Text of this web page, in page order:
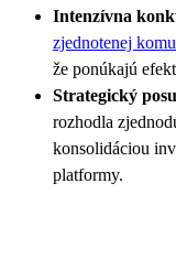
Intenzívna
zjednotenej
že ponúkajú
Strategický
rozhodla
konsolidáciou
platformy.